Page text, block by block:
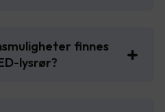
finnes
lysrør?